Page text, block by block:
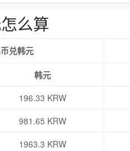
么算
兑韩元
韩元
196.33 KRW
981.65 KRW
1963.3 KRW